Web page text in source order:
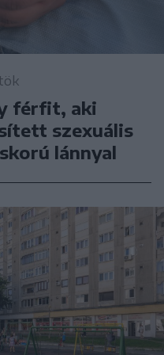
férfit, aki
szexuális
lánnyal